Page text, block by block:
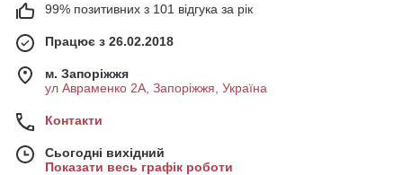
99% позитивних з 101 відгука за рік
Працює з 26.02.2018
м. Запоріжжя
ул Авраменко 2А, Запоріжжя, Україна
Контакти
Сьогодні вихідний
Показати весь графік роботи